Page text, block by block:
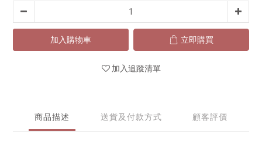
加入購物車 立即購買
加入追蹤清單
商品描述 送貨及付款方式 顧客評價